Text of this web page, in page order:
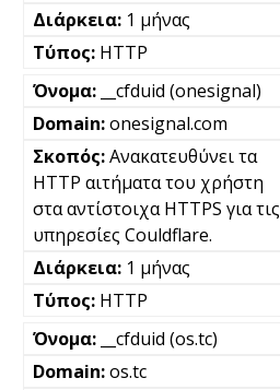
1 μήνας
HTTP
__cfduid (onesignal)
onesignal.com
Ανακατευθύνει τα
HTTP αιτήματα του χρήστη
στα αντίστοιχα HTTPS για τις
υπηρεσίες Couldflare.
1 μήνας
HTTP
__cfduid (os.tc)
os.tc